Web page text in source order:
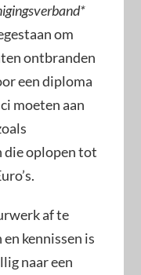
om
ontbranden
een diploma
moeten aan
die oplopen tot
af te
kennissen is
naar een